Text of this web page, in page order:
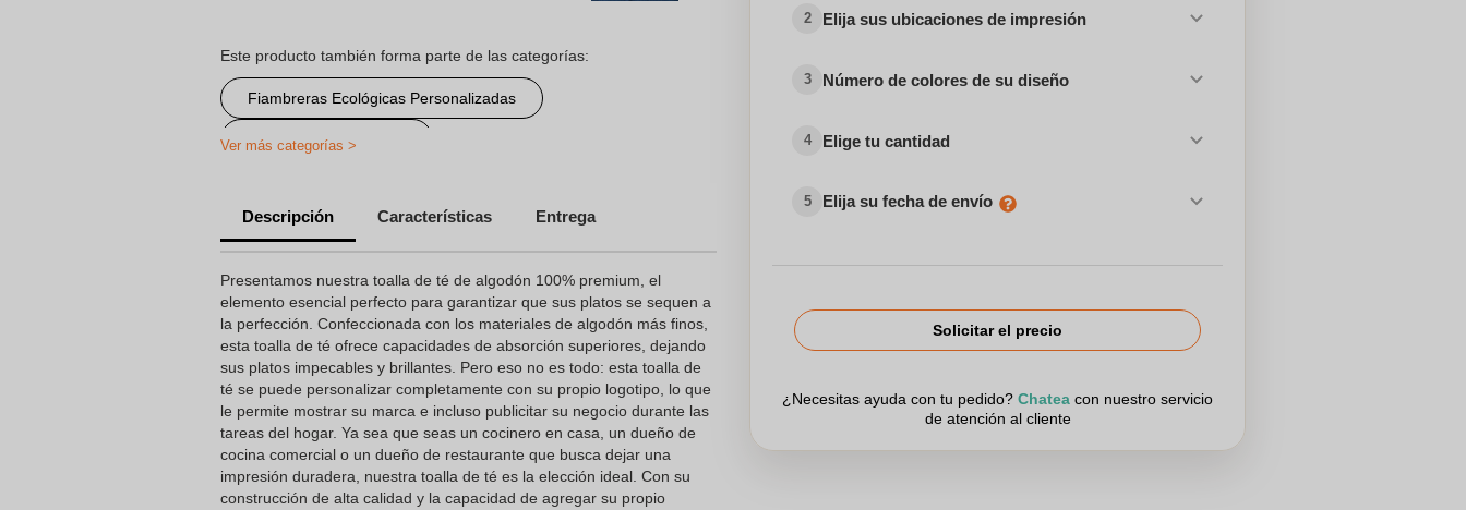
Este producto también forma parte de las categorías:
Fiambreras Ecológicas Personalizadas
Toallas Personalizadas
Regalos Promocionales Personalizados para el Sector Sanitario
Ver más categorías >
Descripción Características Entrega
Presentamos nuestra toalla de té de algodón 100% premium, el
elemento esencial perfecto para garantizar que sus platos se sequen a
la perfección. Confeccionada con los materiales de algodón más finos,
esta toalla de té ofrece capacidades de absorción superiores, dejando
sus platos impecables y brillantes. Pero eso no es todo: esta toalla de
té se puede personalizar completamente con su propio logotipo, lo que
le permite mostrar su marca e incluso publicitar su negocio durante las
tareas del hogar. Ya sea que seas un cocinero en casa, un dueño de
cocina comercial o un dueño de restaurante que busca dejar una
impresión duradera, nuestra toalla de té es la elección ideal. Con su
construcción de alta calidad y la capacidad de agregar su propio
2 Elija sus ubicaciones de impresión
3 Número de colores de su diseño
4 Elige tu cantidad
5 Elija su fecha de envío
Solicitar el precio
¿Necesitas ayuda con tu pedido? Chatea con nuestro servicio
de atención al cliente